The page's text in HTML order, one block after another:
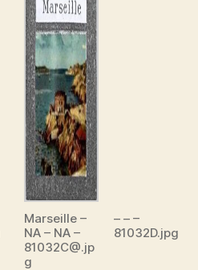
Marseille –
NA – NA –
81032C@.jp
g
– – –
81032D.jpg